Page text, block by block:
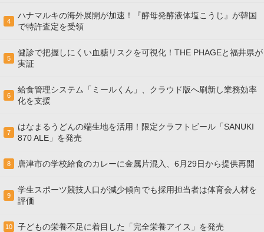
4
ハナマルキの海外展開が加速！『酵母発酵液体塩こうじ』が韓国
で特許査定を受領
5
健診で把握しにくい血糖リスクを可視化！THE PHAGEと福井県が
実証
6
給食管理システム「ミールくん」、クラウド版へ刷新し業務効率
化を支援
7
はなまるうどんの端生地を活用！限定クラフトビール「SANUKI
870 ALE」を発売
8 唐津市の学校給食のカレーに金属片混入、6月29日から提供再開
9
学生スポーツ競技人口が減少傾向でも採用担当者は体育会人材を
評価
10 子どもの栄養不足に着目した「完全栄養アイス」を発売